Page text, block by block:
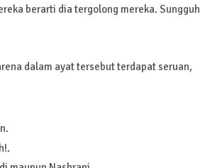
berarti dia tergolong mereka. Sungguh
dalam ayat tersebut terdapat seruan,